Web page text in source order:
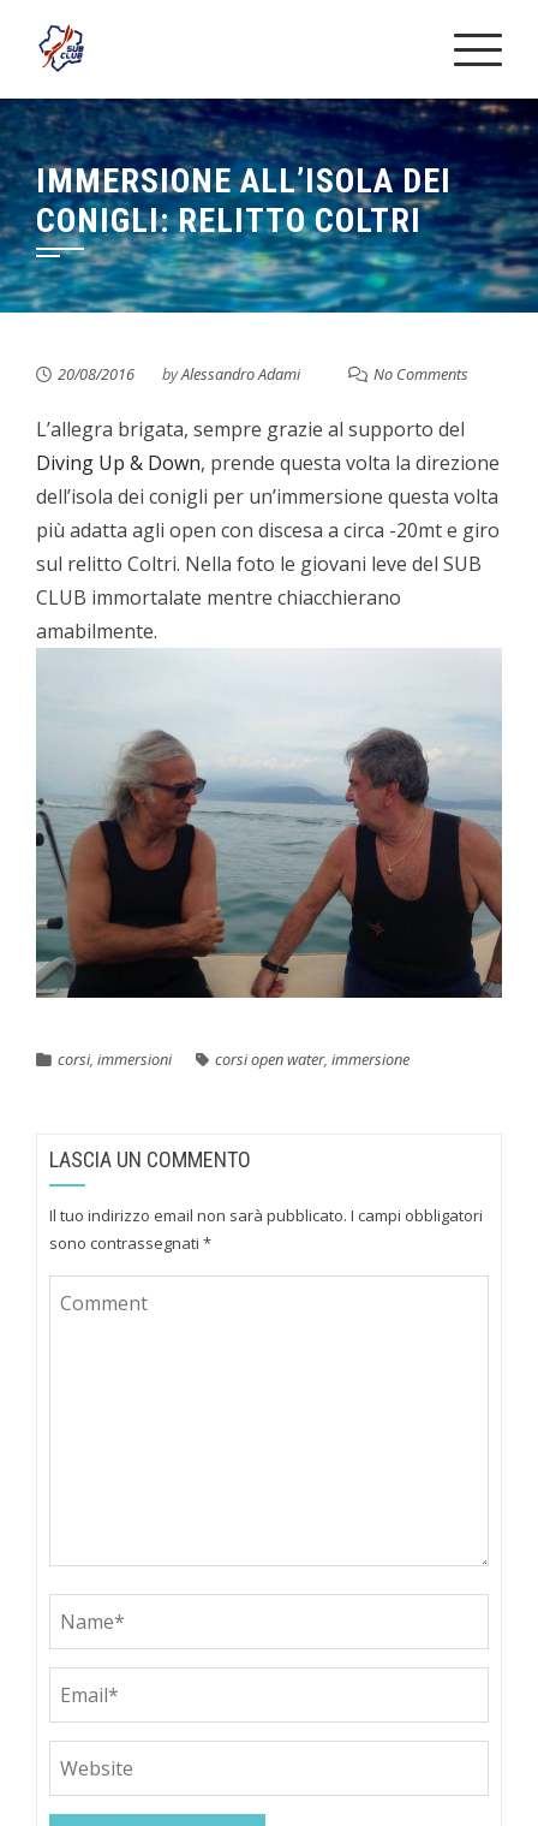
IMMERSIONE ALL’ISOLA DEI
CONIGLI: RELITTO COLTRI
20/08/2016 byAlessandro Adami No Comments
L’allegra brigata, sempre grazie al supporto del
Diving Up & Down, prende questa volta la direzione
dell’isola dei conigli per un’immersione questa volta
più adatta agli open con discesa a circa -20mt e giro
sul relitto Coltri. Nella foto le giovani leve del SUB
CLUB immortalate mentre chiacchierano
amabilmente.
corsi, immersioni corsi open water, immersione
LASCIA UN COMMENTO
Il tuo indirizzo email non sarà pubblicato. I campi obbligatori
sono contrassegnati *